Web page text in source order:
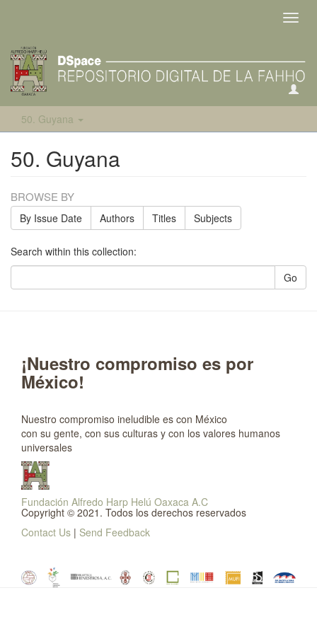
50. Guyana
50. Guyana
BROWSE BY
By Issue Date Authors Titles Subjects
Search within this collection:
Go
¡Nuestro compromiso es por
México!
Nuestro compromiso ineludible es con México
con su gente, con sus culturas y con los valores humanos
universales
Fundación Alfredo Harp Helú Oaxaca A.C
Copyright © 2021. Todos los derechos reservados
Contact Us | Send Feedback